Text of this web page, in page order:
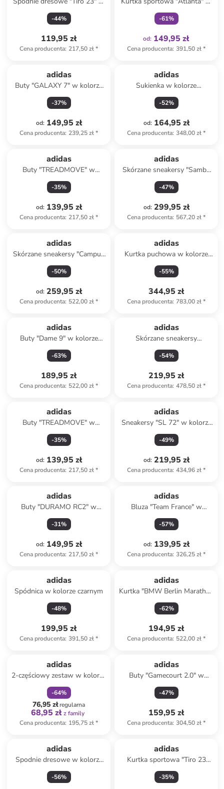
kolorze czarnym
-44%
119,95 zł
Cena producenta: 217,50 zł*
kolorze kremowym
-61%
od: 149,95 zł
Cena producenta: 391,50 zł*
adidas
Buty "GALAXY 7" w kolorze
granatowym do biegania
-37%
od: 149,95 zł
Cena producenta: 239,25 zł*
adidas
Sukienka w kolorze
granatowym
-52%
od: 164,95 zł
Cena producenta: 348,00 zł*
adidas
Buty "TREADMOVE" w
kolorze biało-czarnym do
biegania
-35%
od: 139,95 zł
Cena producenta: 217,50 zł*
adidas
Skórzane sneakersy "Samba
OG" w kolorze czarno-białym
-47%
od: 299,95 zł
Cena producenta: 567,20 zł*
adidas
Skórzane sneakersy "Campus
00s" w kolorze czarnym
-50%
od: 259,95 zł
Cena producenta: 522,00 zł*
adidas
Kurtka puchowa w kolorze
kremowym
-55%
344,95 zł
Cena producenta: 783,00 zł*
adidas
Buty "Dame 9" w kolorze
khaki do koszykówki
-63%
189,95 zł
Cena producenta: 522,00 zł*
adidas
Skórzane sneakersy
"Acesmash" w kolorze
beżowym
-54%
219,95 zł
Cena producenta: 478,50 zł*
adidas
Buty "TREADMOVE" w
kolorze białym do biegania
-35%
od: 139,95 zł
Cena producenta: 217,50 zł*
adidas
Sneakersy "SL 72" w kolorze
kremowym
-49%
od: 219,95 zł
Cena producenta: 434,96 zł*
adidas
Buty "DURAMO RC2" w
kolorze biało-
pomarańczowym do biegania
-31%
od: 149,95 zł
Cena producenta: 217,50 zł*
adidas
Bluza "Team France" w
kolorze granatowym
-57%
od: 139,95 zł
Cena producenta: 326,25 zł*
adidas
Spódnica w kolorze czarnym
-48%
199,95 zł
Cena producenta: 391,50 zł*
adidas
Kurtka "BMW Berlin Marathon
2024 Legends" w kolorze
granatowym do biegania
-62%
194,95 zł
Cena producenta: 522,00 zł*
adidas
2-częściowy zestaw w kolorze
jasnoróżowo-fioletowym
-64%
76,95 złregularna
68,95 zł z family
Cena producenta: 195,75 zł*
adidas
Buty "Gamecourt 2.0" w
kolorze czarnym do tenisa
-47%
159,95 zł
Cena producenta: 304,50 zł*
adidas
Spodnie dresowe w kolorze
czarnym
-56%
adidas
Kurtka sportowa "Tiro 23
League" w kolorze
granatowym
-35%